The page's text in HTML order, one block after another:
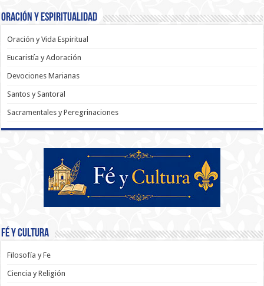
Oración y Espiritualidad
Oración y Vida Espiritual
Eucaristía y Adoración
Devociones Marianas
Santos y Santoral
Sacramentales y Peregrinaciones
Fé y Cultura
Filosofía y Fe
Ciencia y Religión